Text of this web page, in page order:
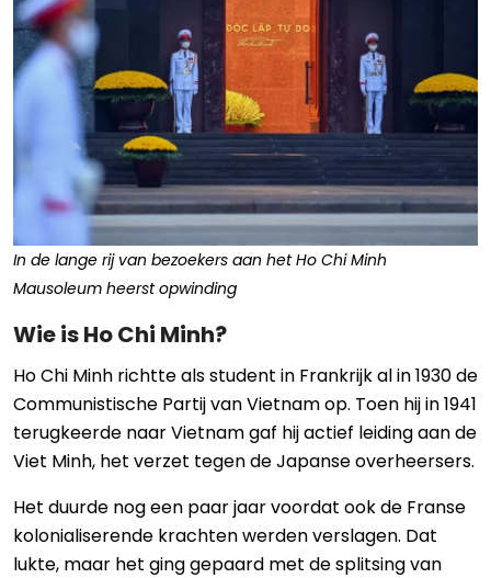
In de lange rij van bezoekers aan het Ho Chi Minh
Mausoleum heerst opwinding
Wie is Ho Chi Minh?
Ho Chi Minh richtte als student in Frankrijk al in 1930 de
Communistische Partij van Vietnam op. Toen hij in 1941
terugkeerde naar Vietnam gaf hij actief leiding aan de
Viet Minh, het verzet tegen de Japanse overheersers.
Het duurde nog een paar jaar voordat ook de Franse
kolonialiserende krachten werden verslagen. Dat
lukte, maar het ging gepaard met de splitsing van